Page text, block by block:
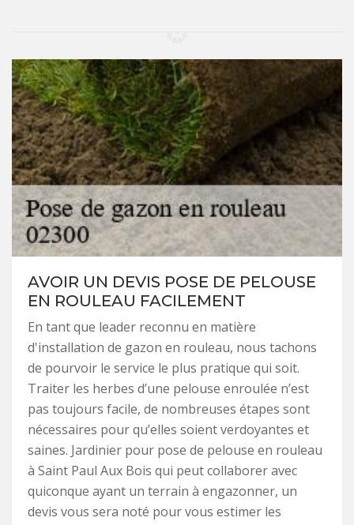
AVOIR UN DEVIS POSE DE PELOUSE
EN ROULEAU FACILEMENT
En tant que leader reconnu en matière
d'installation de gazon en rouleau, nous tachons
de pourvoir le service le plus pratique qui soit.
Traiter les herbes d’une pelouse enroulée n’est
pas toujours facile, de nombreuses étapes sont
nécessaires pour qu’elles soient verdoyantes et
saines. Jardinier pour pose de pelouse en rouleau
à Saint Paul Aux Bois qui peut collaborer avec
quiconque ayant un terrain à engazonner, un
devis vous sera noté pour vous estimer les